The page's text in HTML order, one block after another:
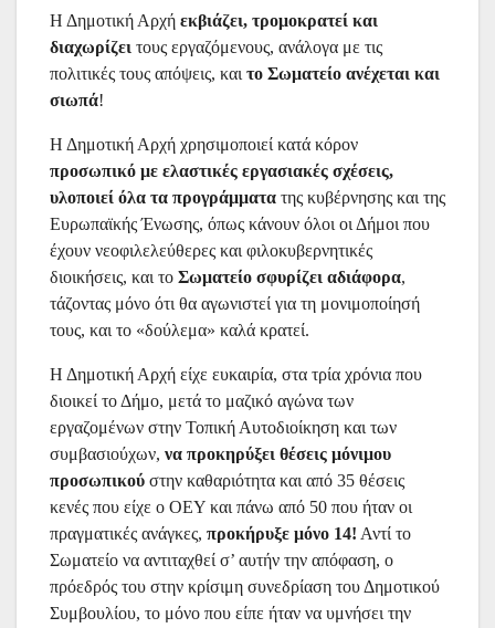
Η Δημοτική Αρχή εκβιάζει, τρομοκρατεί και
διαχωρίζει τους εργαζόμενους, ανάλογα με τις
πολιτικές τους απόψεις, και το Σωματείο ανέχεται και
σιωπά!
Η Δημοτική Αρχή χρησιμοποιεί κατά κόρον
προσωπικό με ελαστικές εργασιακές σχέσεις,
υλοποιεί όλα τα προγράμματα της κυβέρνησης και της
Ευρωπαϊκής Ένωσης, όπως κάνουν όλοι οι Δήμοι που
έχουν νεοφιλελεύθερες και φιλοκυβερνητικές
διοικήσεις, και το Σωματείο σφυρίζει αδιάφορα,
τάζοντας μόνο ότι θα αγωνιστεί για τη μονιμοποίησή
τους, και το «δούλεμα» καλά κρατεί.
Η Δημοτική Αρχή είχε ευκαιρία, στα τρία χρόνια που
διοικεί το Δήμο, μετά το μαζικό αγώνα των
εργαζομένων στην Τοπική Αυτοδιοίκηση και των
συμβασιούχων, να προκηρύξει θέσεις μόνιμου
προσωπικού στην καθαριότητα και από 35 θέσεις
κενές που είχε ο ΟΕΥ και πάνω από 50 που ήταν οι
πραγματικές ανάγκες, προκήρυξε μόνο 14! Αντί το
Σωματείο να αντιταχθεί σ’ αυτήν την απόφαση, ο
πρόεδρός του στην κρίσιμη συνεδρίαση του Δημοτικού
Συμβουλίου, το μόνο που είπε ήταν να υμνήσει την